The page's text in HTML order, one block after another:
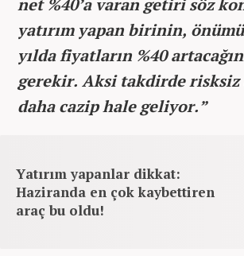
yatırım yapan birinin,
yılda fiyatların %40
gerekir. Aksi takdirde
daha cazip hale geliyor.”
Yatırım yapanlar dikkat:
Haziranda en çok kaybettiren
araç bu oldu!